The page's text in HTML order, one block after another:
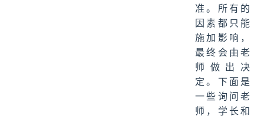
准。所有的
因素都只能
施加影响，
最终会由老
师做出决
定。下面是
一些询问老
师，学长和